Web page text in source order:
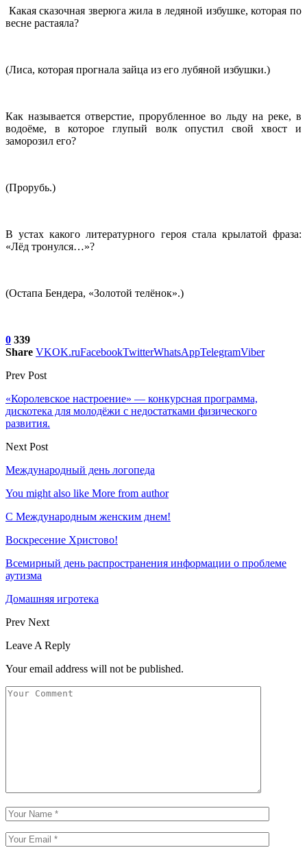
Какая сказочная зверюга жила в ледяной избушке, которая по
весне растаяла?
(Лиса, которая прогнала зайца из его лубяной избушки.)
Как называется отверстие, прорубленное во льду на реке, в
водоёме, в которое глупый волк опустил свой хвост и
заморозил его?
(Прорубь.)
В устах какого литературного героя стала крылатой фраза:
«Лёд тронулся…»?
(Остапа Бендера, «Золотой телёнок».)
0 339
Share VKOK.ruFacebookTwitterWhatsAppTelegramViber
Prev Post
«Королевское настроение» — конкурсная программа,
дискотека для молодёжи с недостатками физического
развития.
Next Post
Международный день логопеда
You might also like More from author
С Международным женским днем!
Воскресение Xристово!
Всемирный день распространения информации о проблеме
аутизма
Домашняя игротека
Prev Next
Leave A Reply
Your email address will not be published.